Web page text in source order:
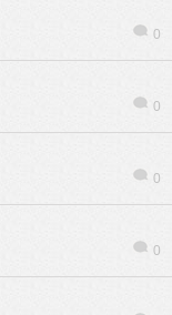
0
0
0
0